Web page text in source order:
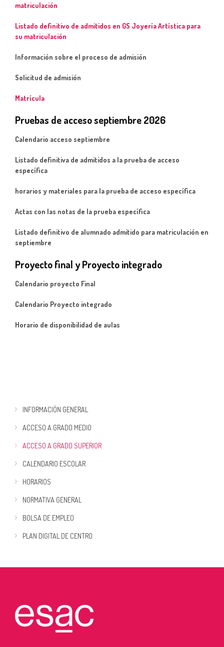
matriculación
Listado definitivo de admitidos en GS Joyería Artística para
su matriculación
Información sobre el proceso de admisión
Solicitud de admisión
Matrícula
Pruebas de acceso septiembre 2026
Calendario acceso septiembre
Listado definitiva de admitidos a la prueba de acceso
específica
horarios y materiales para la prueba de acceso específica
Actas con las notas de la prueba específica
Listado definitivo de alumnado admitido para matriculación en
septiembre
Proyecto final y Proyecto integrado
Calendario proyecto Final
Calendario Proyecto integrado
Horario de disponibilidad de aulas
INFORMACIÓN GENERAL
ACCESO A GRADO MEDIO
ACCESO A GRADO SUPERIOR
CALENDARIO ESCOLAR
HORARIOS
NORMATIVA GENERAL
BOLSA DE EMPLEO
PLAN DIGITAL DE CENTRO